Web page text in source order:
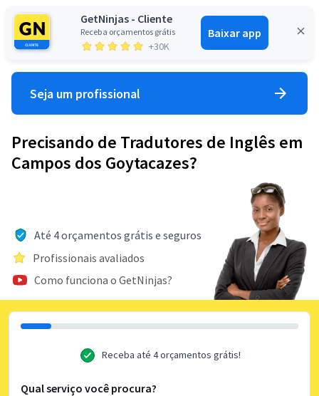
GetNinjas - Cliente
Receba orçamentos grátis
+30K
Baixar app
Entrar
Seja um profissional
Precisando de Tradutores de Inglês em
Campos dos Goytacazes?
Até 4 orçamentos grátis e seguros
Profissionais avaliados
Como funciona o GetNinjas?
Receba até 4 orçamentos grátis!
Qual serviço você procura?